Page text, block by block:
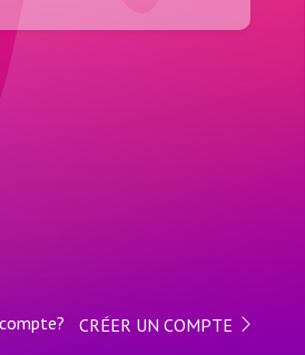
CRÉER UN COMPTE